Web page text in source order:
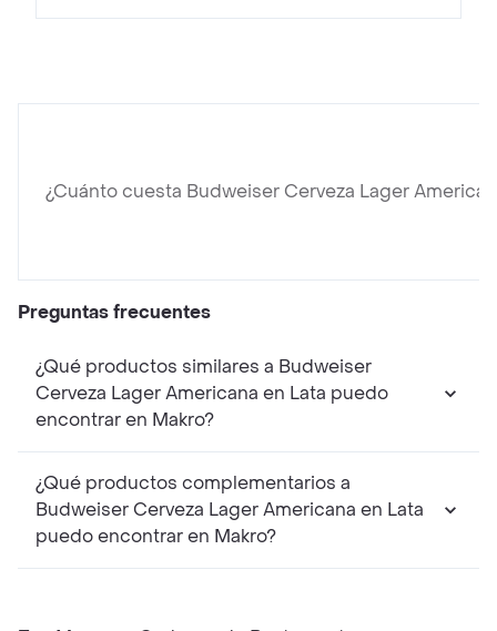
¿Cuánto cuesta Budweiser Cerveza Lager
Preguntas frecuentes
¿Qué productos similares a Budweiser
Cerveza Lager Americana en Lata puedo
encontrar en Makro?
¿Qué productos complementarios a
Budweiser Cerveza Lager Americana en Lata
puedo encontrar en Makro?